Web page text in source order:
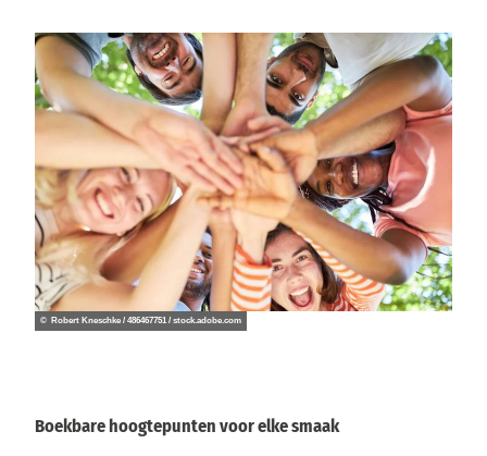
a
a
n
t
e
p
k
k
e
t
Boekbare hoogtepunten voor elke smaak
© Robert Kneschke / 486467751 / stock.adobe.com